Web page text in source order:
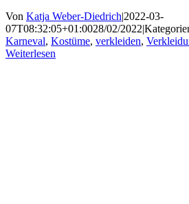
Von Katja Weber-Diedrich|2022-03-
07T08:32:05+01:0028/02/2022|
Karneval, Kostüme, verkleiden,
Weiterlesen